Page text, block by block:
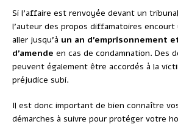
Si l’affaire est renvoyée devant un
l’auteur des propos diffamatoires
aller jusqu’à un an d’emprisonnement
d’amende en cas de condamnation. Des
peuvent également être accordés à la
préjudice subi.
Il est donc important de bien connaître
démarches à suivre pour protéger votre